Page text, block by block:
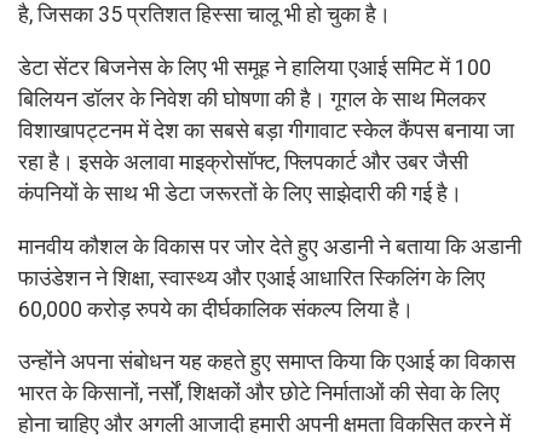
है, जिसका 35 प्रतिशत हिस्सा चालू भी हो चुका है।
डेटा सेंटर बिजनेस के लिए भी समूह ने हालिया एआई समिट में 100
बिलियन डॉलर के निवेश की घोषणा की है। गूगल के साथ मिलकर
विशाखापट्टनम में देश का सबसे बड़ा गीगावाट स्केल कैंपस बनाया जा
रहा है। इसके अलावा माइक्रोसॉफ्ट, फ्लिपकार्ट और उबर जैसी
कंपनियों के साथ भी डेटा जरूरतों के लिए साझेदारी की गई है।
मानवीय कौशल के विकास पर जोर देते हुए अडानी ने बताया कि अडानी
फाउंडेशन ने शिक्षा, स्वास्थ्य और एआई आधारित स्किलिंग के लिए
60,000 करोड़ रुपये का दीर्घकालिक संकल्प लिया है।
उन्होंने अपना संबोधन यह कहते हुए समाप्त किया कि एआई का विकास
भारत के किसानों, नर्सों, शिक्षकों और छोटे निर्माताओं की सेवा के लिए
होना चाहिए और अगली आजादी हमारी अपनी क्षमता विकसित करने में